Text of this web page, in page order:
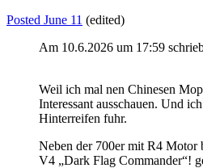
Posted June 11 (edited)
Am 10.6.2026 um 17:59
Weil ich mal nen Chinesen
Interessant ausschauen. Und
Hinterreifen fuhr.
Neben der 700er mit R4 Motor
V4 „Dark Flag Commander“!